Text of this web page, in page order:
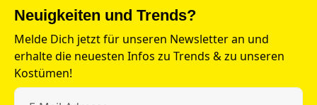
Neuigkeiten und Trends?
Melde Dich jetzt für unseren Newsletter an und
erhalte die neuesten Infos zu Trends & zu unseren
Kostümen!